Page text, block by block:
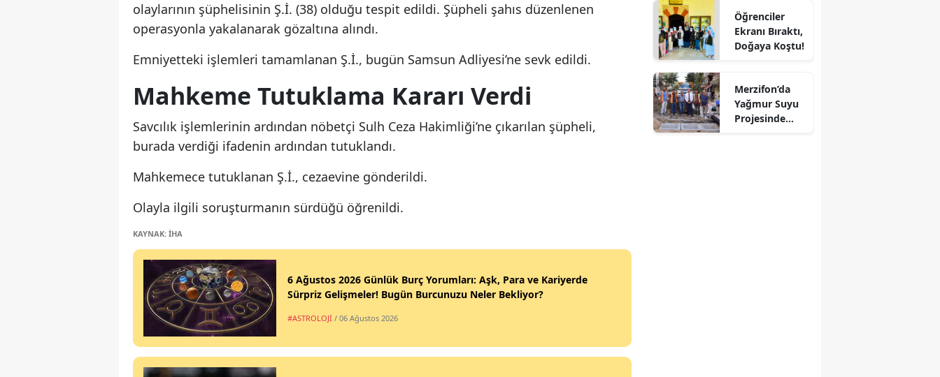
Hatay
Isparta
Mersin
İstanbul
olaylarının şüphelisinin Ş.İ. (38) olduğu tespit edildi. Şüpheli şahıs düzenlenen
operasyonla yakalanarak gözaltına alındı.
Emniyetteki işlemleri tamamlanan Ş.İ., bugün Samsun Adliyesi’ne sevk edildi.
Mahkeme Tutuklama Kararı Verdi
Savcılık işlemlerinin ardından nöbetçi Sulh Ceza Hakimliği’ne çıkarılan şüpheli,
burada verdiği ifadenin ardından tutuklandı.
Mahkemece tutuklanan Ş.İ., cezaevine gönderildi.
Olayla ilgili soruşturmanın sürdüğü öğrenildi.
KAYNAK: İHA
6 Ağustos 2026 Günlük Burç Yorumları: Aşk, Para ve Kariyerde
Sürpriz Gelişmeler! Bugün Burcunuzu Neler Bekliyor?
#ASTROLOJİ / 06 Ağustos 2026
Öğrenciler
Ekranı Bıraktı,
Doğaya Koştu!
Merzifon’da
Yağmur Suyu
Projesinde